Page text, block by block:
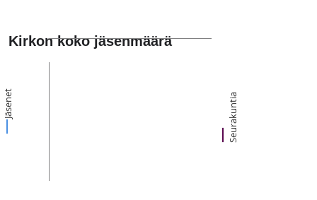
Kirkon koko jäsenmäärä
Jäsenet Seurakuntia